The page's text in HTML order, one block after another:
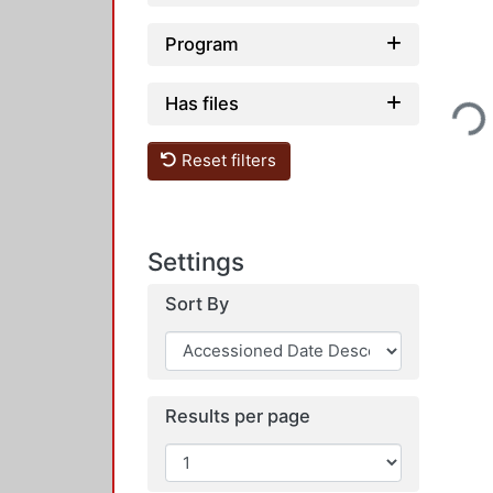
Program
Has files
Reset filters
Settings
Sort By
Results per page
Loading...